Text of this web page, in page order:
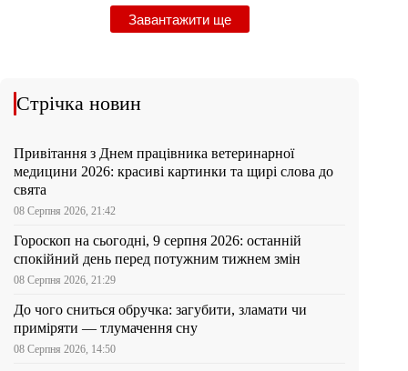
Завантажити ще
Стрічка новин
Привітання з Днем працівника ветеринарної
медицини 2026: красиві картинки та щирі слова до
свята
08 Серпня 2026, 21:42
Гороскоп на сьогодні, 9 серпня 2026: останній
спокійний день перед потужним тижнем змін
08 Серпня 2026, 21:29
До чого сниться обручка: загубити, зламати чи
приміряти — тлумачення сну
08 Серпня 2026, 14:50